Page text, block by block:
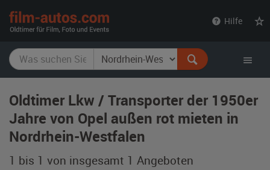
Hilfe
Oldtimer Lkw / Transporter der 1950er
Jahre von Opel außen rot mieten in
Nordrhein-Westfalen
1 bis 1 von insgesamt 1 Angeboten